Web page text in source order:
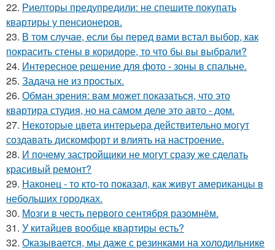
22. Риелторы предупредили: не спешите покупать
квартиры у пенсионеров.
23. В том случае, если бы перед вами встал выбор, как
покрасить стены в коридоре, то что бы вы выбрали?
24. Интересное решение для фото - зоны в спальне.
25. Задача не из простых.
26. Обман зрения: вам может показаться, что это
квартира студия, но на самом деле это авто - дом.
27. Некоторые цвета интерьера действительно могут
создавать дискомфорт и влиять на настроение.
28. И почему застройщики не могут сразу же сделать
красивый ремонт?
29. Наконец - то кто-то показал, как живут американцы в
небольших городках.
30. Мозги в честь первого сентября разомнём.
31. У китайцев вообще квартиры есть?
32. Оказывается, мы даже с резинками на холодильнике